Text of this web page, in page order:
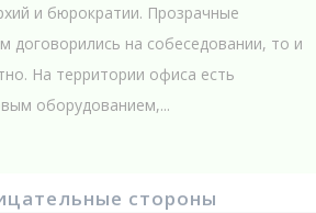
и бюрократии. Прозрачные
договорились на собеседовании, то и
На территории офиса есть
оборудованием,...
стороны